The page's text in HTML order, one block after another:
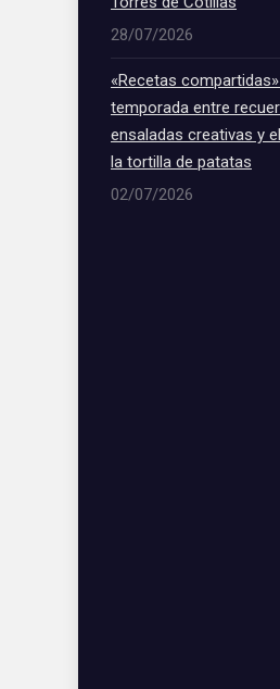
28/07/2026
«Recetas
temporada entre
ensaladas creativas y
la tortilla de patatas
02/07/2026